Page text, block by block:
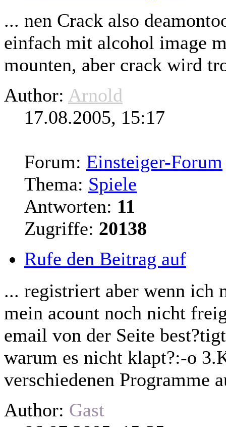
... nen Crack also
einfach mit alcohol image
mounten, aber crack wird
Author: Arnold
17.08.2005, 15:17
Forum: Einsteiger-Forum
Thema: Spiele
Antworten: 11
Zugriffe: 20138
Rufe den Beitrag auf
... registriert aber wenn ich
mein acount noch nicht
email von der Seite best?tigt
warum es nicht klapt?:-o
verschiedenen Programme
Author: Gast